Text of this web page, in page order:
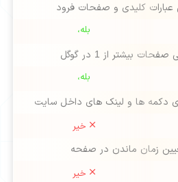
عبارات کلیدی و صفحات فرود
بله،
بیشتر از 1 در گوگل
بله،
دکمه ها و لینک های داخل سایت
خیر
زمان ماندن در صفحه
خیر